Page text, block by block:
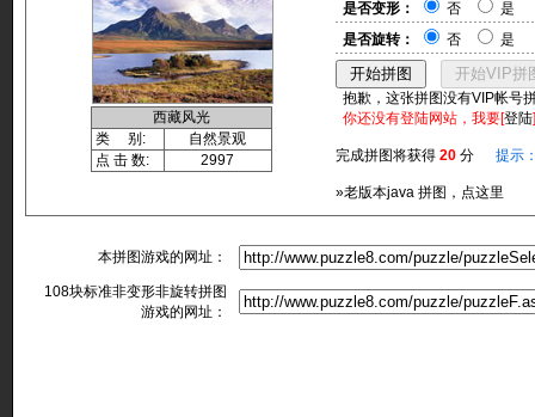
西藏风光
类 别:
自然景观
点 击 数:
2997
是否变形： 否
是
是否旋转：
否 是
抱歉，这张拼图没有VIP帐号
你还没有登陆网站，我要[登陆
完成拼图将获得 20 分 提示
»老版本java 拼图，点这里
本拼图游戏的网址：
108块标准非变形非旋转拼图
游戏的网址：